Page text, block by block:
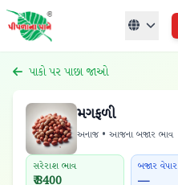
પાકો પર પાછા જાઓ
મગફળી
અનાજ • આજના બજાર ભાવ
સરેરાશ ભાવ
₹ 8400
બજાર વેપાર
—